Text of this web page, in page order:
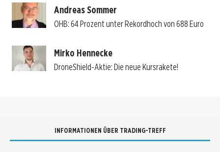
Andreas Sommer
OHB: 64 Prozent unter Rekordhoch von 688 Euro
Mirko Hennecke
DroneShield-Aktie: Die neue Kursrakete!
INFORMATIONEN ÜBER TRADING-TREFF